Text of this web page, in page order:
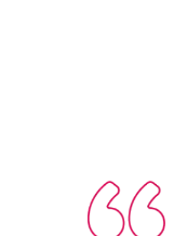
Image